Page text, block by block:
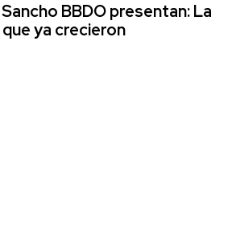
BBDO presentan: La
ya crecieron